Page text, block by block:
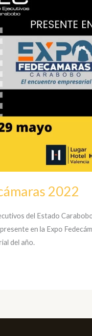
2022
del Estado
en la Expo
del año.